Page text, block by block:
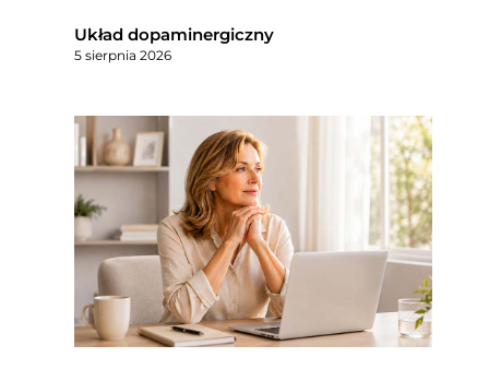
Układ dopaminergiczny
5 sierpnia 2026